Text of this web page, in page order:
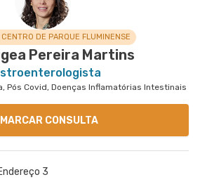
CENTRO DE PARQUE FLUMINENSE
Pereira Martins
Pós Covid, Doenças Inflamatórias Intestinais
MARCAR CONSULTA
3